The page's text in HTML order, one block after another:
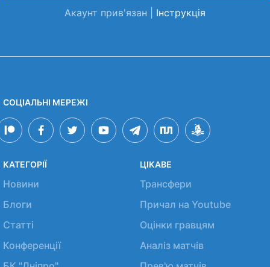
Акаунт прив'язан | Інструкція
СОЦІАЛЬНІ МЕРЕЖІ
КАТЕГОРІЇ
Новини
Блоги
Статті
Конференції
ЦІКАВЕ
Трансфери
Причал на Youtube
Оцінки гравцям
Аналіз матчів